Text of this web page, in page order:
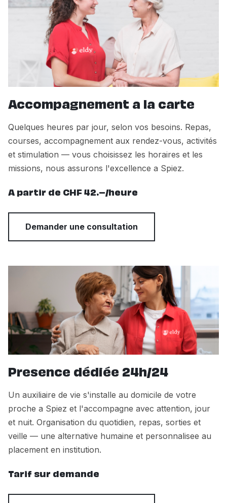
Accompagnement a la carte
Quelques heures par jour, selon vos besoins. Repas,
courses, accompagnement aux rendez-vous, activités
et stimulation — vous choisissez les horaires et les
missions, nous assurons l'excellence a Spiez.
A partir de CHF 42.–/heure
Demander une consultation
Presence dédiée 24h/24
Un auxiliaire de vie s'installe au domicile de votre
proche a Spiez et l'accompagne avec attention, jour
et nuit. Organisation du quotidien, repas, sorties et
veille — une alternative humaine et personnalisee au
placement en institution.
Tarif sur demande